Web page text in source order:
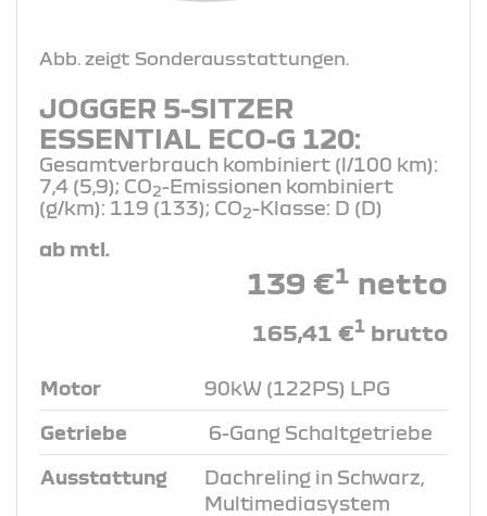
Abb. zeigt Sonderausstattungen.
JOGGER 5-SITZER
ESSENTIAL ECO-G 120:
Gesamtverbrauch kombiniert (l/100 km):
7,4 (5,9); CO2-Emissionen kombiniert
(g/km): 119 (133); CO2-Klasse: D (D)
ab mtl.
139 €1 netto
165,41 €1 brutto
Motor 90kW (122PS) LPG
Getriebe 6-Gang Schaltgetriebe
Ausstattung
Dachreling in Schwarz,
Multimediasystem